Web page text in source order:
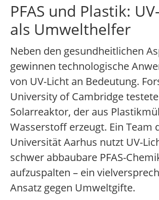
PFAS und Plastik:
als Umwelthelfer
Neben den gesundheitlichen
gewinnen technologische
von UV-Licht an Bedeutung.
University of Cambridge
Solarreaktor, der aus
Wasserstoff erzeugt. Ein Team
Universität Aarhus nutzt UV-
schwer abbaubare PFAS-
aufzuspalten – ein
Ansatz gegen Umweltgifte.